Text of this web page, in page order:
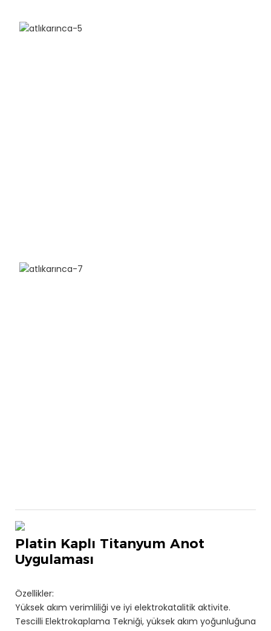
Platin Kaplı Titanyum Anot
Uygulaması
Özellikler:
Yüksek akım verimliliği ve iyi elektrokatalitik aktivite.
Tescilli Elektrokaplama Tekniği, yüksek akım yoğunluğuna